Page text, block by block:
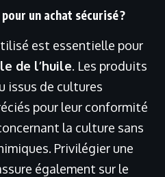
un achat sécurisé ?
est essentielle pour
de l’huile. Les produits
issus de cultures
pour leur conformité
la culture sans
Privilégier une
également sur le